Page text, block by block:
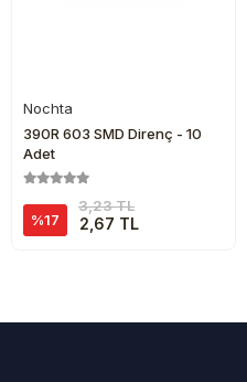
Nochta
390R 603 SMD Direnç - 10
Adet
%17
3,23 TL
2,67 TL